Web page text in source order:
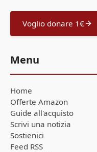
Voglio donare 1€
Menu
Home
Offerte Amazon
Guide all'acquisto
Scrivi una notizia
Sostienici
Feed RSS